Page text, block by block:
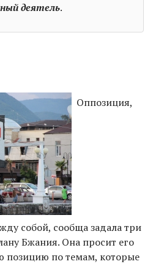
деятель.
Оппозиция,
собой, сообща задала три
Бжания. Она просит его
позицию по темам, которые